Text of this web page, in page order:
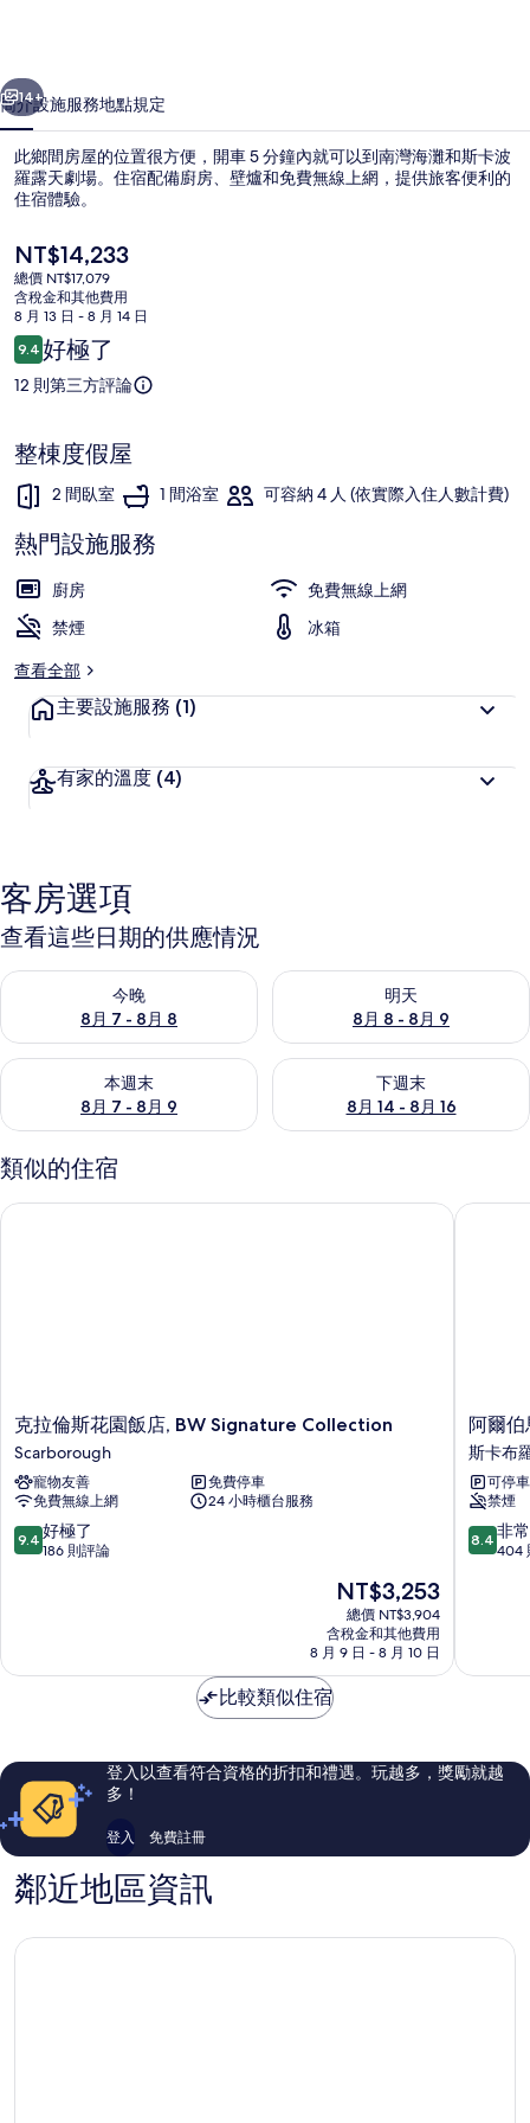
的
相
片
集
個 下一個
14+
簡介設施服務地點規定
此鄉間房屋的位置很方便，開車 5 分鐘內就可以到南灣海灘和斯卡波
羅露天劇場。住宿配備廚房、壁爐和免費無線上網，提供旅客便利的
住宿體驗。
目
前
的
價
格
是
NT$14,233
NT$14,233
總價 NT$17,079
含稅金和其他費用
8 月 13 日 - 8 月 14 日
評
論
9.49.4 分，滿分 10 分，
好極了
12 則第三方評論
整棟度假屋
2 間臥室 1 間浴室 可容納 4 人 (依實際入住人數計費)
熱門設施服務
廚房
免費無線上網
禁煙
冰箱
查看全部
主要設施服務 (1)
有家的溫度 (4)
客房選項
查看這些日期的供應情況
今晚
8月 7 - 8月 8
查看今晚 (8月 7 - 8月 8) 的供應情況
明天
8月 8 - 8月 9
查看明天 (8月 8 - 8月 9) 的供
本週末
8月 7 - 8月 9
查看本週末 (8月 7 - 8月 9) 的供應情況
下週末
8月 14 - 8月 16
查看下週末 (8月 14 - 8月 16)
類似的住宿
克
拉
倫
斯
花
園
飯
克拉倫斯花園飯店, BW Signature Collection
Scarborough
寵物友善
免費停車
免費無線上網
24 小時櫃台服務
9.4
分，
極
評
論
9.4 好極了
186 則評論
現
在
價
格
為
NT$3,253
總價 NT$3,904
含稅金和其他費用
8 月 9 日 - 8 月 10 日
克拉倫斯花園飯店, BW Signature Collection
阿
爾
伯
馬
爾
飯
店
中
阿爾
斯卡布
可停車
禁煙
8.4
分，
常
評
論
8.4 非
404
阿爾伯
比較類似住宿
登入以查看符合資格的折扣和禮遇。玩越多，獎勵就越
多！
登入 免費註冊
鄰近地區資訊